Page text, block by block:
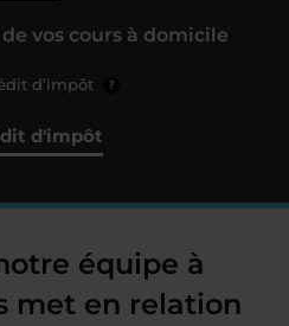
vos cours à domicile
d’impôt ?
d'impôt
équipe à
met en relation